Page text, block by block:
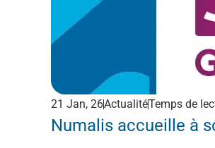
21 Jan, 26ActualitéTemps de
Numalis accueille à